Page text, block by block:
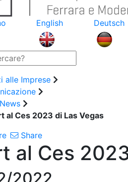
English Deutsch
alle Imprese
al Ces 2023 di Las Vegas
Share
al Ces